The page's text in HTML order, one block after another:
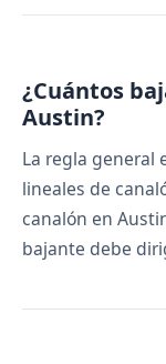
¿Cuántos
Austin?
La regla general
lineales de
canalón en
bajante debe